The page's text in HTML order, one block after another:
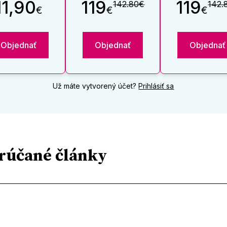
€
Objednať
119€142.80€
Objednať
119€
Objednať
Už máte vytvorený účet?Prihlásiť sa
články